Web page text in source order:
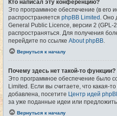
Кто написал эту конференцию?
Это программное обеспечение (в его
распространяется phpBB Limited . Оно
General Public Licence, версии 2 (GPL-
распространяться. Для получения
перейдите по ссылке About phpBB
Вернуться к началу
Почему здесь нет такой-то функции?
Это программное обеспечение было
Limited. Если вы считаете, что какая-
добавлена, посетите Центр идей
за уже поданные идеи или предложить
Вернуться к началу